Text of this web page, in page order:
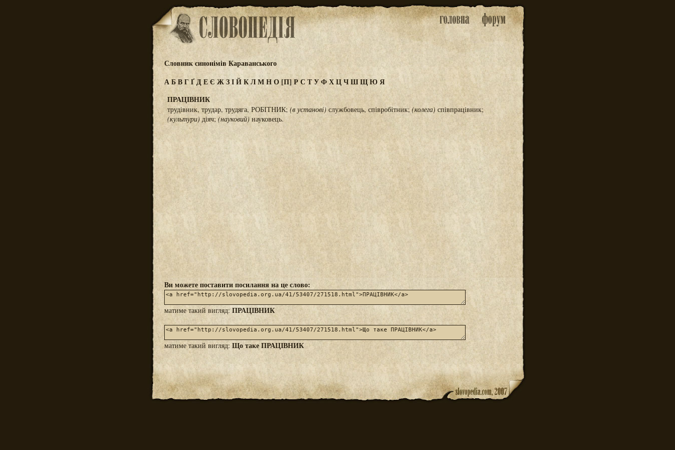
Словник синонімів Караванського
АБВГҐДЕЄ ЖЗІЙКЛМНО[П] РС ТУФХЦЧШЩЮ Я
ПРАЦІВНИК
трудівник, трудар, трудяга, РОБІТНИК;(в установі) службовець, співробітник; (колега) співпрацівник;
(культури) діяч;(науковий) науковець.
Ви можете поставити посилання на це слово:
матиме такий вигляд:ПРАЦІВНИК
матиме такий вигляд: Що таке ПРАЦІВНИК